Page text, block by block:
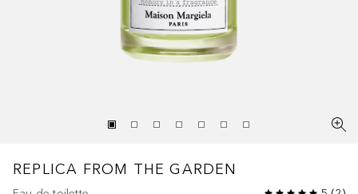
REPLICA FROM THE GARDEN